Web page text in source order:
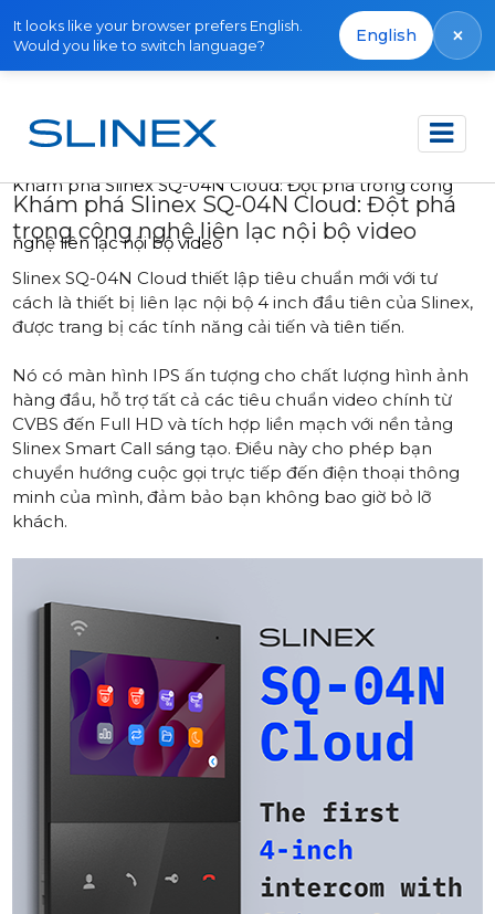
It looks like your browser prefers English.
Would you like to switch language?
English ×
Trang chủ Bài viết
Khám phá Slinex SQ-04N Cloud: Đột phá trong công
nghệ liên lạc nội bộ video
Khám phá Slinex SQ-04N Cloud: Đột phá
trong công nghệ liên lạc nội bộ video
Slinex SQ-04N Cloud thiết lập tiêu chuẩn mới với tư
cách là thiết bị liên lạc nội bộ 4 inch đầu tiên của Slinex,
được trang bị các tính năng cải tiến và tiên tiến.
Nó có màn hình IPS ấn tượng cho chất lượng hình ảnh
hàng đầu, hỗ trợ tất cả các tiêu chuẩn video chính từ
CVBS đến Full HD và tích hợp liền mạch với nền tảng
Slinex Smart Call sáng tạo. Điều này cho phép bạn
chuyển hướng cuộc gọi trực tiếp đến điện thoại thông
minh của mình, đảm bảo bạn không bao giờ bỏ lỡ
khách.